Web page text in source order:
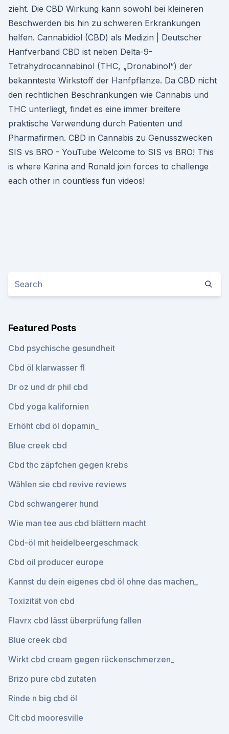
zieht. Die CBD Wirkung kann sowohl bei kleineren
Beschwerden bis hin zu schweren Erkrankungen
helfen. Cannabidiol (CBD) als Medizin | Deutscher
Hanfverband CBD ist neben Delta-9-
Tetrahydrocannabinol (THC, „Dronabinol“) der
bekannteste Wirkstoff der Hanfpflanze. Da CBD nicht
den rechtlichen Beschränkungen wie Cannabis und
THC unterliegt, findet es eine immer breitere
praktische Verwendung durch Patienten und
Pharmafirmen. CBD in Cannabis zu Genusszwecken
SIS vs BRO - YouTube Welcome to SIS vs BRO! This
is where Karina and Ronald join forces to challenge
each other in countless fun videos!
Featured Posts
Cbd psychische gesundheit
Cbd öl klarwasser fl
Dr oz und dr phil cbd
Cbd yoga kalifornien
Erhöht cbd öl dopamin_
Blue creek cbd
Cbd thc zäpfchen gegen krebs
Wählen sie cbd revive reviews
Cbd schwangerer hund
Wie man tee aus cbd blättern macht
Cbd-öl mit heidelbeergeschmack
Cbd oil producer europe
Kannst du dein eigenes cbd öl ohne das machen_
Toxizität von cbd
Flavrx cbd lässt überprüfung fallen
Blue creek cbd
Wirkt cbd cream gegen rückenschmerzen_
Brizo pure cbd zutaten
Rinde n big cbd öl
Clt cbd mooresville